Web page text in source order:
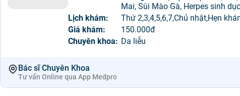
Mai, Sùi Mào Gà, Herpes sinh
Lịch khám:
Thứ 2,3,4,5,6,7,Chủ nhật,Hẹn
Giá khám:
150.000đ
Chuyên khoa: Da liễu
Bác sĩ Chuyên Khoa
Tư vấn Online qua App Medpro